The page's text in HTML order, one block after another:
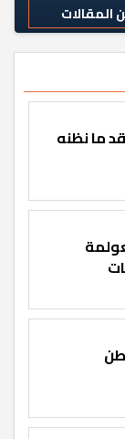
المقالات
ما نظنه